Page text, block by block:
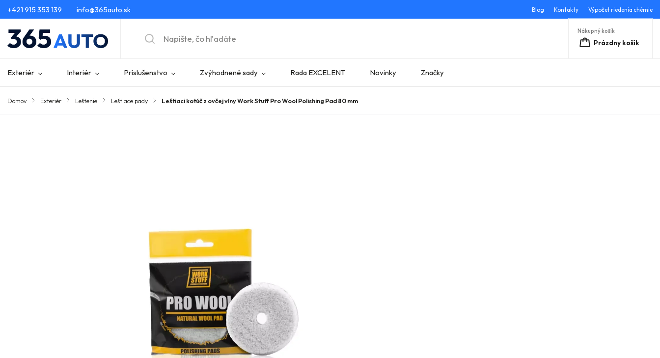
+421 915 353 139 info@365auto.sk Blog Kontakty Výpočet riedenia chémie
Nákupný košík
Prázdny košík
Exteriér Interiér Príslušenstvo Zvýhodnené sady Rada EXCELENT Novinky Značky
Domov / Exteriér / Leštenie / Leštiace pady / Leštiaci kotúč z ovčej vlny Work Stuff Pro Wool Polishing Pad 80 mm